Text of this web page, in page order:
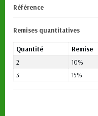
Référence
Remises quantitatives
Quantité Remise
2
10%
3
15%